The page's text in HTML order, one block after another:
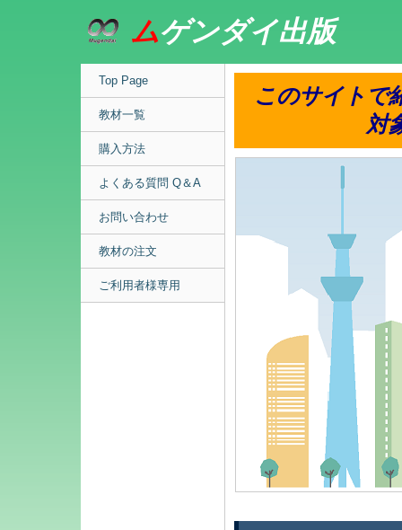
ムゲンダイ出版
Top Page
教材一覧
購入方法
よくある質問 Q＆A
お問い合わせ
教材の注文
ご利用者様専用
このサイトで
対